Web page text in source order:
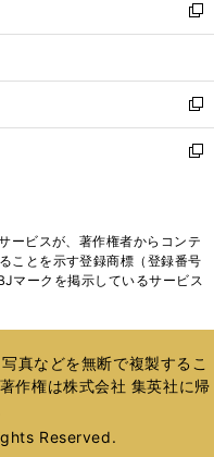
く
で
開
ド
ウ
開
く
ィ
ン
ウ
で
開
く
い
ウ
ン
ド
ウ
で
新
し
ウ
ィ
ン
ド
く
新
し
い
ド
ウ
で
新
ィ
ン
ド
開
く
ービスが、著作権者からコンテ
ことを示す登録商標（登録番号
マークを掲示しているサービス
真などを無断で複製するこ
作権は株式会社 集英社に帰
Reserved.